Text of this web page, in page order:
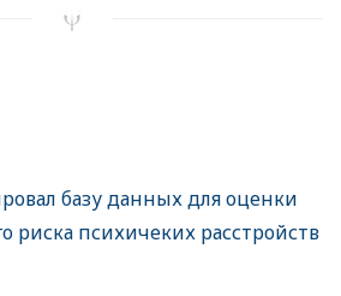
базу данных для оценки
риска психичеких расстройств